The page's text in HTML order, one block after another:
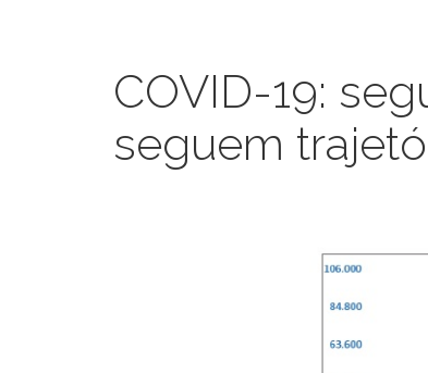
COVID-19:
seguem